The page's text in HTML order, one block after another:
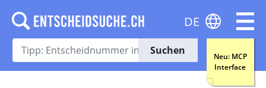
Suchen
Neu: MCP
Interface
DE